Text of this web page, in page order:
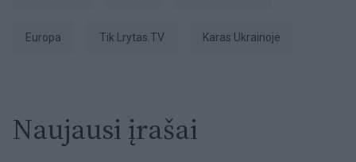
Europa tik Lrytas.TV karas Ukrainoje
Naujausi įrašai